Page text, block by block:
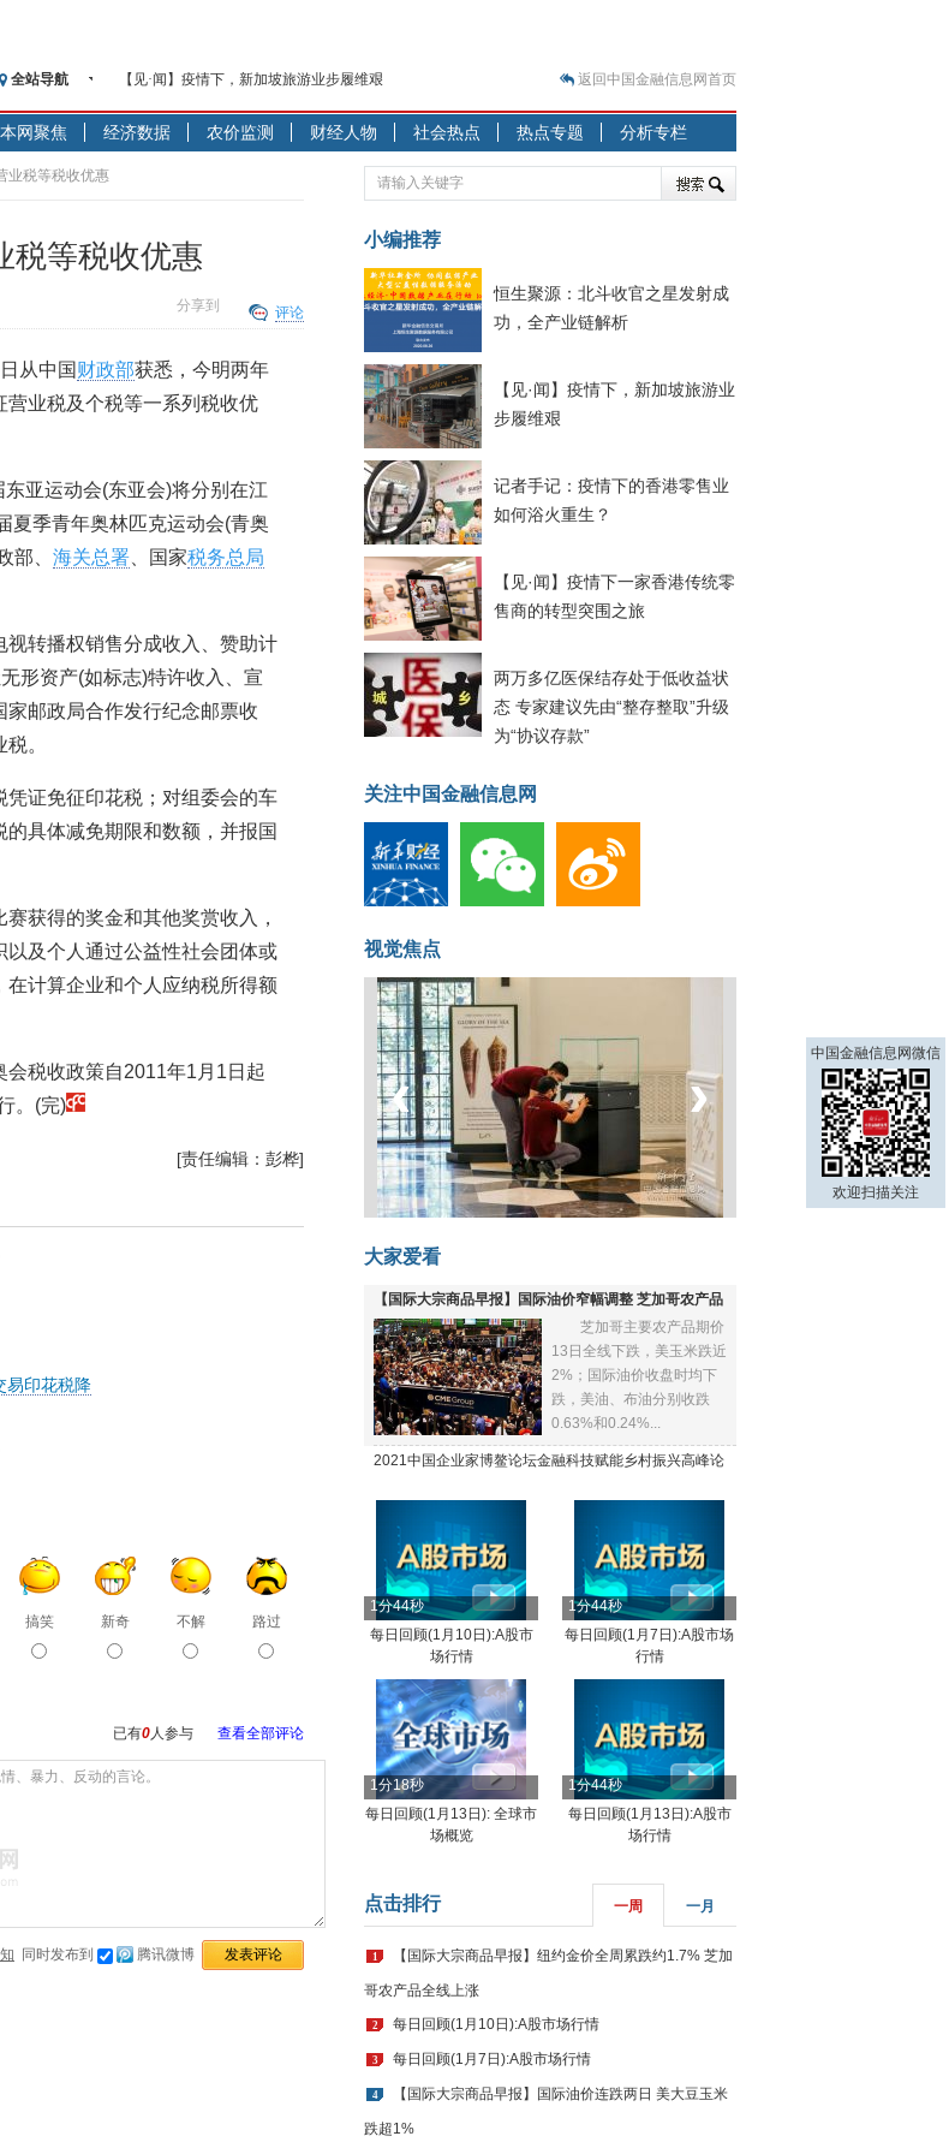
全站导航
【见·闻】疫情下，新加坡旅游业步履维艰
记者手记：疫情下的香港零售业如何浴火重生？
【见·闻】疫情下一家香港传统零售商的转型突围之旅
济安金信：中国基金市场数据分析周报（2020. 07.27—2020.07.31）
【新华财经调查】同业存单、结构性存款玩起“跷跷板” 结构性失衡藏
央行公开市场净投放300亿元 短端资金利率明显下行
基本面及股市双轮冲击 债市回调十年期债表现最弱
沥青期货连续两日涨逾3% 沪银及两粕涨势喜人
恒生聚源：北斗收官之星发射成功，全产业链解析
济安金信：中国基金市场数据分析周报（2020. 08.17—2020.08.21）
返回中国金融信息网首页
本网聚焦 经济数据 农价监测 财经人物 社会热点 热点专题 分析专栏
业税等税收优惠
税等税收优惠
评论
分享到
从中国 财政部获悉，今明两年
业税及个税等一系列税收优
亚运动会(东亚会)将分别在江
夏季青年奥林匹克运动会(青奥
部、 海关总署 、国家税务总局
转播权销售分成收入、赞助计
形资产(如标志)特许收入、宣
邮政局合作发行纪念邮票收
。
证免征印花税；对组委会的车
具体减免期限和数额，并报国
获得的奖金和其他奖赏收入，
及个人通过公益性社会团体或
计算企业和个人应纳税所得额
税收政策自2011年1月1日起
。(完)
[责任编辑：彭桦]
易印花税降
搞笑 新奇 不解 路过
已有0人参与 查看全部评论
同时发布到 腾讯微博
小编推荐
恒生聚源：北斗收官之星发射成
功，全产业链解析
【见·闻】疫情下，新加坡旅游业
步履维艰
记者手记：疫情下的香港零售业
如何浴火重生？
【见·闻】疫情下一家香港传统零
售商的转型突围之旅
两万多亿医保结存处于低收益状
态 专家建议先由“整存整取”升级
为“协议存款”
关注中国金融信息网
视觉焦点
菲律宾：防疫降级
‹ ›
大家爱看
【国际大宗商品早报】国际油价窄幅调整 芝加哥农产品
全线下跌
芝加哥主要农产品期价
13日全线下跌，美玉米跌近
2%；国际油价收盘时均下
跌，美油、布油分别收跌
0.63%和0.24%...
2021中国企业家博鳌论坛金融科技赋能乡村振兴高峰论
1分44秒
每日回顾(1月10日):A股市
场行情
1分44秒
每日回顾(1月7日):A股市场
行情
1分18秒
每日回顾(1月13日): 全球市
场概览
1分44秒
每日回顾(1月13日):A股市
场行情
点击排行 一周 一月
1 【国际大宗商品早报】纽约金价全周累跌约1.7% 芝加
哥农产品全线上涨
2 每日回顾(1月10日):A股市场行情
3 每日回顾(1月7日):A股市场行情
4 【国际大宗商品早报】国际油价连跌两日 美大豆玉米
跌超1%
中国金融信息网微信
欢迎扫描关注